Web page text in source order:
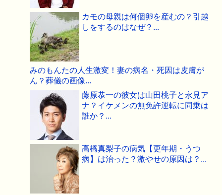
カモの母親は何個卵を産むの？引越
しをするのはなぜ？...
みのもんたの人生激変！妻の病名・死因は皮膚が
ん？葬儀の画像...
藤原恭一の彼女は山田桃子と永見ア
ナ？イケメンの無免許運転に同乗は
誰か？...
高橋真梨子の病気【更年期・うつ
病】は治った？激やせの原因は？...